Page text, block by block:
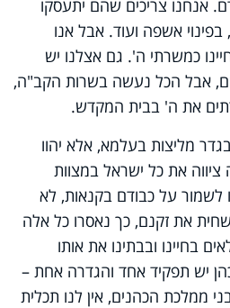
אנחנו צריכים שהם יתעסקו
אשפה ועוד. אבל אנו
כמשרתי ה'. גם אצלנו יש
אבל הכל נעשה בשרות הקב"ה,
את ה' בבית המקדש.
מליצות בעלמא, אלא יהוו
את כל ישראל במצוות
לשמור על כבודם בקנאות, לא
את זקנם, כך נאסרו כל אלה
בחיינו ובבתינו את אותו
יש תפקיד אחד והגדרה אחת –
ממלכת הכהנים, אין לנו תכלית